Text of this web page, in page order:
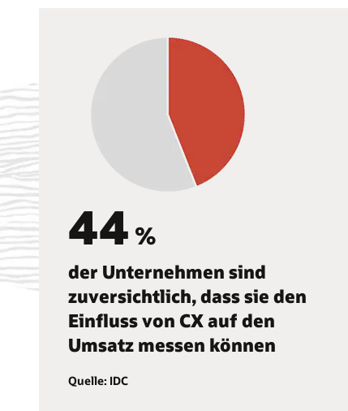
44 %
der Unternehmen sind
zuversichtlich, dass sie den
Einfluss von CX auf den
Umsatz messen können
Quelle: IDC